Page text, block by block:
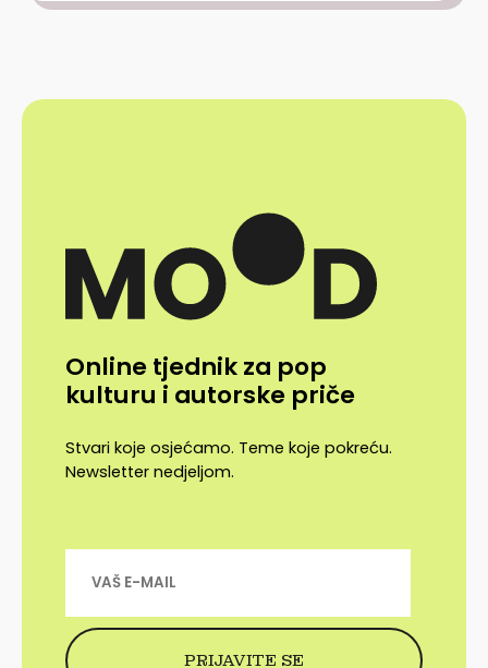
Online tjednik za pop
kulturu i autorske priče
Stvari koje osjećamo. Teme koje pokreću.
Newsletter nedjeljom.